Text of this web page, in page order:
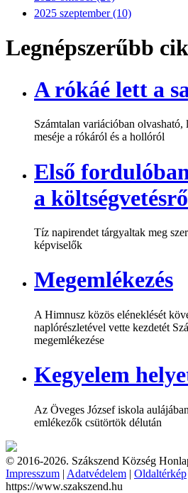
2025 szeptember (10)
Legnépszerűbb
A rókáé lett a
Számtalan variációban olvasható,
meséje a rókáról és a hollóról
Első
a
Tíz napirendet tárgyaltak meg
képviselők
Megemlékezés
A Himnusz közös eléneklését
naplórészletével vette kezdetét
megemlékezése
Kegyelem
Az Öveges József iskola
emlékezők csütörtök délután
© 2016-2026. Szákszend Község
Impresszum | Adatvédelem | Oldaltérkép
https://www.szakszend.hu